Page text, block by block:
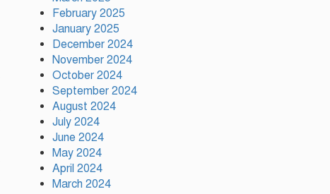
দুর্গাপূজায় আসছে সালমার নতুন
গান, রেকর্ড সম্পন্ন
February 2025
January 2025
December 2024
November 2024
October 2024
September 2024
August 2024
July 2024
June 2024
May 2024
April 2024
March 2024